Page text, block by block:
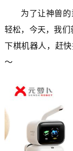
为了让神兽
轻松，今天，我们
下棋机器人，赶
～